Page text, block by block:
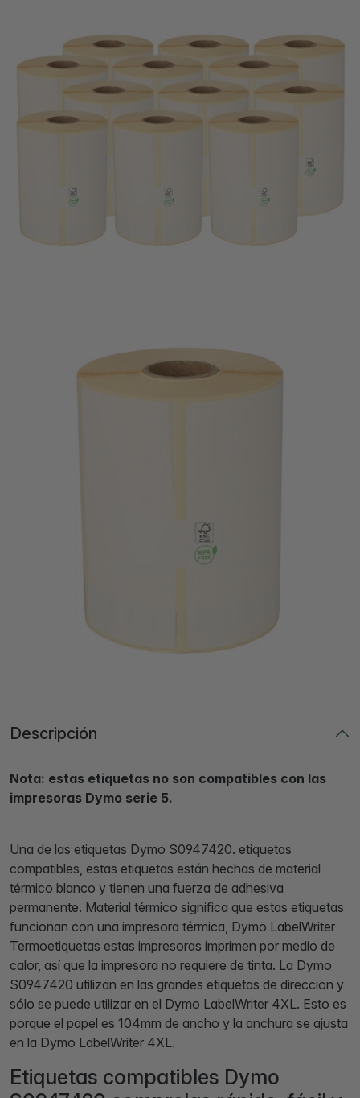
Descripción
Nota: estas etiquetas no son compatibles con las
impresoras Dymo serie 5.
Una de las etiquetas Dymo S0947420. etiquetas
compatibles, estas etiquetas están hechas de material
térmico blanco y tienen una fuerza de adhesiva
permanente. Material térmico significa que estas etiquetas
funcionan con una impresora térmica, Dymo LabelWriter
Termoetiquetas estas impresoras imprimen por medio de
calor, así que la impresora no requiere de tinta. La Dymo
S0947420 utilizan en las grandes etiquetas de direccion y
sólo se puede utilizar en el Dymo LabelWriter 4XL. Esto es
porque el papel es 104mm de ancho y la anchura se ajusta
en la Dymo LabelWriter 4XL.
Etiquetas compatibles Dymo